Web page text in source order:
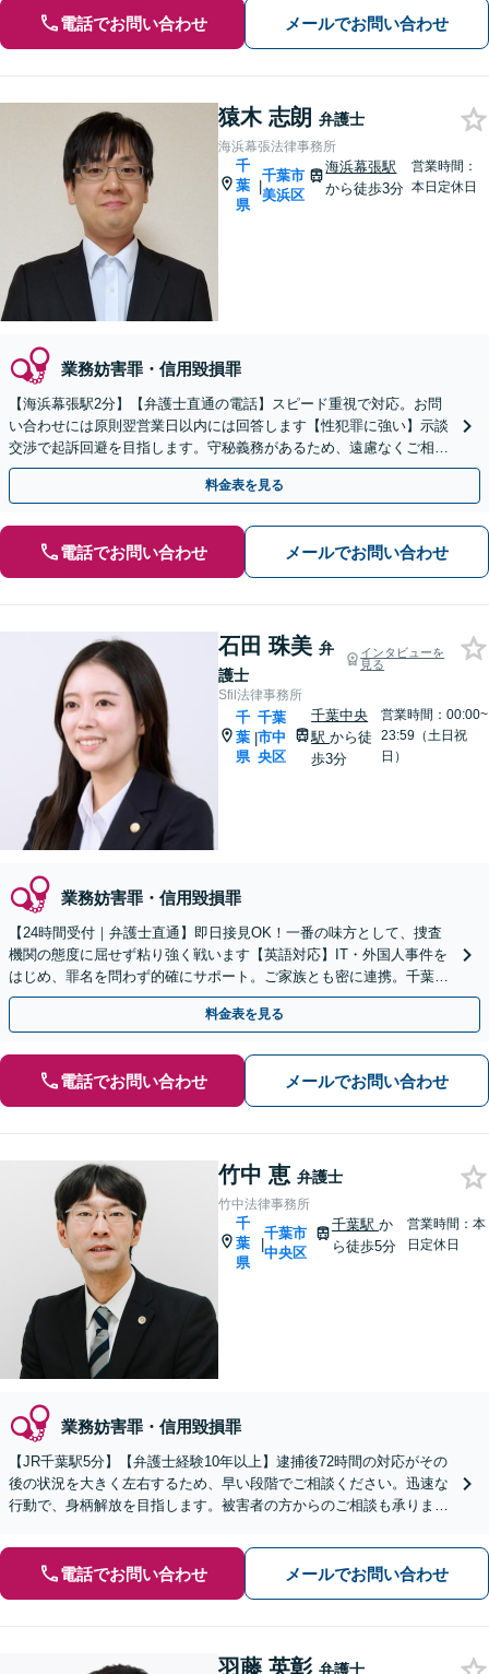
電話でお問い合わせ メールでお問い合わせ
猿木 志朗 弁護士
海浜幕張法律事務所
千
葉
県
|
千葉市
美浜区
海浜幕張駅
から徒歩3分
営業時間：
本日定休日
業務妨害罪・信用毀損罪
【海浜幕張駅2分】【弁護士直通の電話】スピード重視で対応。お問
い合わせには原則翌営業日以内には回答します【性犯罪に強い】示談
交渉で起訴回避を目指します。守秘義務があるため、遠慮なくご相談
ください【日曜面談可】【原則初回面談無料】
料金表を見る
電話でお問い合わせ メールでお問い合わせ
石田 珠美 弁
護士
インタビューを
見る
Sfil法律事務所
千
葉
県
|
千葉
市中
央区
千葉中央
駅から徒
歩3分
営業時間：00:00~
23:59（土日祝
日）
業務妨害罪・信用毀損罪
【24時間受付｜弁護士直通】即日接見OK！一番の味方として、捜査
機関の態度に屈せず粘り強く戦います【英語対応】IT・外国人事件を
はじめ、罪名を問わず的確にサポート。ご家族とも密に連携。千葉中
央警察署ほか幅広いエリアへ迅速対応【WEB面談可】
料金表を見る
電話でお問い合わせ メールでお問い合わせ
竹中 恵 弁護士
竹中法律事務所
千
葉
県
|
千葉市
中央区
千葉駅 か
ら徒歩5分
営業時間：本
日定休日
業務妨害罪・信用毀損罪
【JR千葉駅5分】【弁護士経験10年以上】逮捕後72時間の対応がその
後の状況を大きく左右するため、早い段階でご相談ください。迅速な
行動で、身柄解放を目指します。被害者の方からのご相談も承ります
電話でお問い合わせ メールでお問い合わせ
羽藤 英彰 弁護士